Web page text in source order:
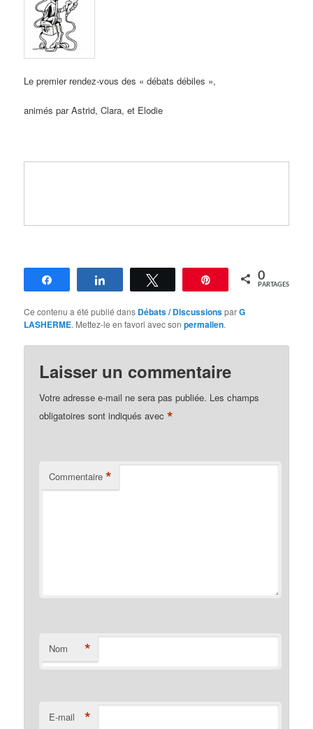
Le premier rendez-vous des « débats débiles »,
animés par Astrid, Clara, et Elodie
Partagez Partagez Tweetez Épingle 0
PARTAGES
Ce contenu a été publié dans Débats / DiscussionsparG
LASHERME. Mettez-le en favori avec sonpermalien.
Laisser un commentaire
Votre adresse e-mail ne sera pas publiée. Les champs
obligatoires sont indiqués avec*
Commentaire *
Nom *
E-mail *